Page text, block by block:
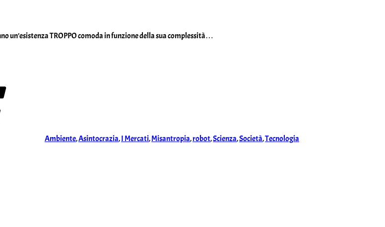
TROPPO comoda in funzione della sua complessità…
Ambiente,Asintocrazia,I Mercati,Misantropia,robot,Scienza,Società,Tecnologia